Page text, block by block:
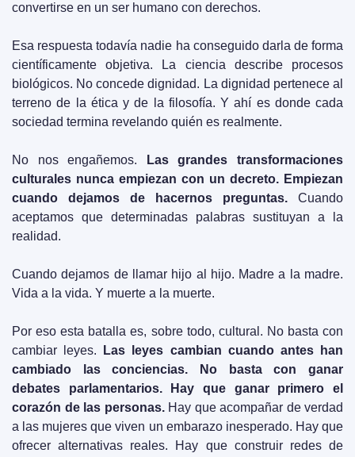
convertirse en un ser humano con derechos.
Esa respuesta todavía nadie ha conseguido darla de forma
científicamente objetiva. La ciencia describe procesos
biológicos. No concede dignidad. La dignidad pertenece al
terreno de la ética y de la filosofía. Y ahí es donde cada
sociedad termina revelando quién es realmente.
No nos engañemos.
Las grandes transformaciones
culturales nunca empiezan con un decreto. Empiezan
cuando dejamos de hacernos preguntas. Cuando
aceptamos que determinadas palabras sustituyan a la
realidad.
Cuando dejamos de llamar hijo al hijo. Madre a la madre.
Vida a la vida. Y muerte a la muerte.
Por eso esta batalla es, sobre todo, cultural. No basta con
cambiar leyes.
Las leyes cambian cuando antes han
cambiado las conciencias. No basta con ganar
debates parlamentarios. Hay que ganar primero el
corazón de las personas. Hay que acompañar de verdad
a las mujeres que viven un embarazo inesperado. Hay que
ofrecer alternativas reales. Hay que construir redes de